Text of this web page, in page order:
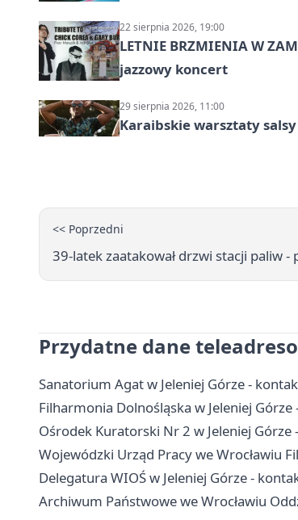
22 sierpnia 2026, 19:00
LETNIE BRZMIENIA W
jazzowy koncert
29 sierpnia 2026, 11:00
Karaibskie warsztaty
<< Poprzedni
39-latek zaatakował drzwi stacji paliw
Przydatne dane
Sanatorium Agat w Jeleniej Górze -
Filharmonia Dolnośląska w Jeleniej
Ośrodek Kuratorski Nr 2 w Jeleniej
Wojewódzki Urząd Pracy we Wrocławiu
Delegatura WIOŚ w Jeleniej Górze -
Archiwum Państwowe we Wrocławiu